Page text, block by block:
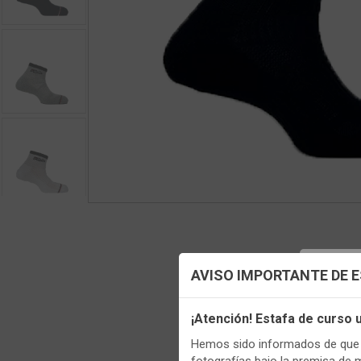
AVISO IMPORTANTE DE
¡Atención! Estafa de curso
Hemos sido informados de